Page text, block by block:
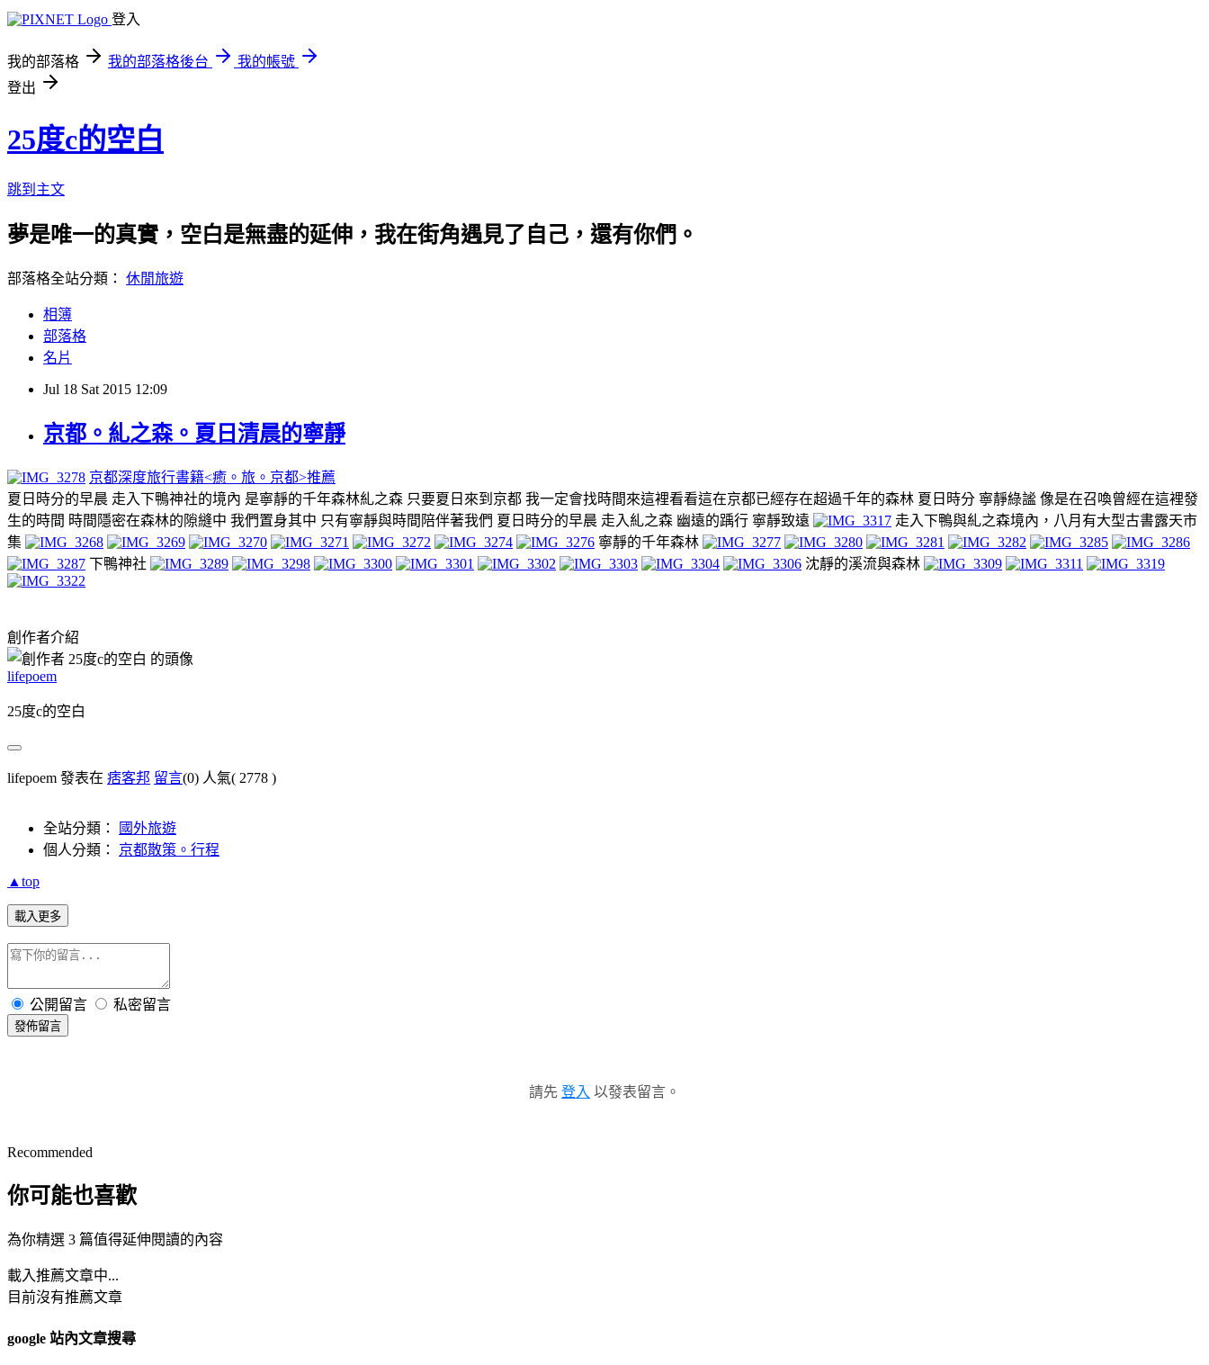
登入
我的部落格 我的部落格後台
我的帳號
登出
25度c的空白
跳到主文
夢是唯一的真實，空白是無盡的延伸，我在街角遇見了自己，還有你們。
部落格全站分類： 休閒旅遊
相簿
部落格
名片
Jul 18 Sat 2015 12:09
京都。糺之森。夏日清晨的寧靜
京都深度旅行書籍<癒。旅。京都>推薦
夏日時分的早晨 走入下鴨神社的境內 是寧靜的千年森林糺之森 只要夏日來到京都 我一定會找時間來這裡看看這在京都已經存在超過千年的森林 夏日時分 寧靜綠謐 像是在召喚曾經在這裡發
生的時間 時間隱密在森林的隙縫中 我們置身其中 只有寧靜與時間陪伴著我們 夏日時分的早晨 走入糺之森 幽遠的踽行 寧靜致遠
走入下鴨與糺之森境內，八月有大型古書露天市
集
寧靜的千年森林
下鴨神社
沈靜的溪流與森林
創作者介紹
lifepoem
25度c的空白
lifepoem 發表在 痞客邦 留言(0) 人氣( 2778 )
全站分類：
國外旅遊
個人分類： 京都散策。行程
▲top
載入更多
公開留言 私密留言
發佈留言
請先 登入 以發表留言。
Recommended
你可能也喜歡
為你精選 3 篇值得延伸閱讀的內容
載入推薦文章中...
目前沒有推薦文章
google 站內文章搜尋